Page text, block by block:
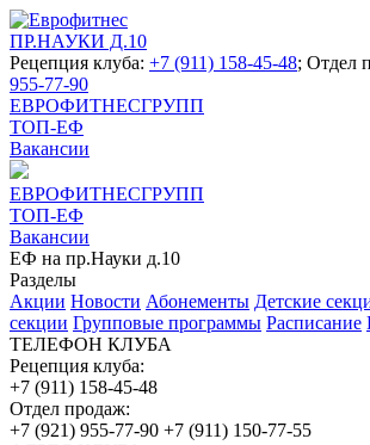
ПР.НАУКИ Д.10
Рецепция клуба: +7 (911) 158-45-48; Отдел
955-77-90
ЕВРОФИТНЕСГРУПП
ТОП-ЕФ
Вакансии
ЕВРОФИТНЕСГРУПП
ТОП-ЕФ
Вакансии
ЕФ на пр.Науки д.10
Разделы
Акции Новости Абонементы Детские
секции Групповые программы Расписание
ТЕЛЕФОН КЛУБА
Рецепция клуба:
+7 (911) 158-45-48
Отдел продаж:
+7 (921) 955-77-90 +7 (911) 150-77-55